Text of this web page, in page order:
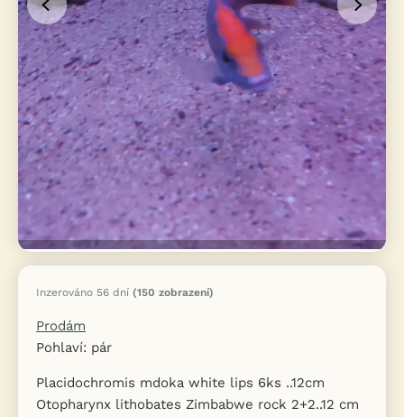
Inzerováno 56 dní (150 zobrazení)
Prodám
Pohlaví: pár
Placidochromis mdoka white lips 6ks ..12cm
Otopharynx lithobates Zimbabwe rock 2+2..12 cm